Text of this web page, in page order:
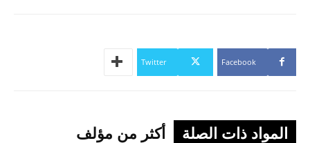
Facebook
Twitter
المواد ذات الصلة أكثر من مؤلف